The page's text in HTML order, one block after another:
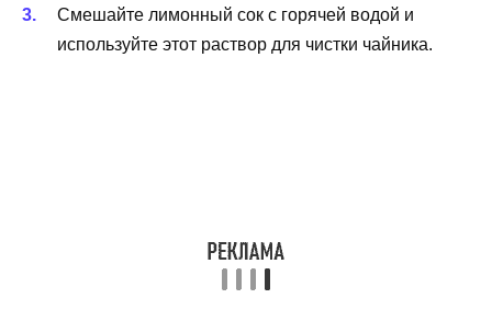
Смешайте лимонный сок с горячей водой и
используйте этот раствор для чистки чайника.